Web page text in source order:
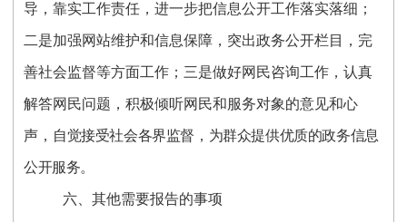
导，靠实工作责任，进一步把信息公开工作落实落细；
二是加强网站维护和信息保障，突出政务公开栏目，完
善社会监督等方面工作； 三是做好网民咨询工作，认真
解答网民问题，积极倾听网民和服务对象的意见和心
声， 自觉接受社会各界监督，为群众提供优质的政务信息
公开服务。
六、其他需要报告的事项